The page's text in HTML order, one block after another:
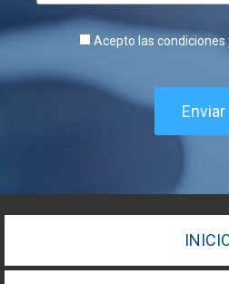
Acepto las
Enviar